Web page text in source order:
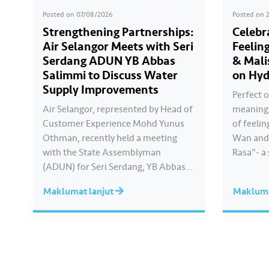
Posted on07/08/2026
Strengthening Partnerships:
Air Selangor Meets with Seri
Serdang ADUN YB Abbas
Salimmi to Discuss Water
Supply Improvements
Air Selangor, represented by Head of
Customer Experience Mohd Yunus
Othman, recently held a meeting
with the State Assemblyman
(ADUN) for Seri Serdang, YB Abbas
the session, Air Selangor shared
insights regarding the water supply
Maklumat lanjut
Posted on
&
on
Perfect
of
Wan
Rasa”-
feels.
Hari